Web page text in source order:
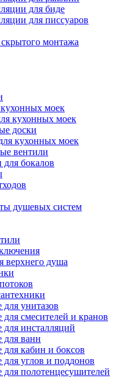
для биде
для писсуаров
монтажа
моек
кухонных моек
доски
кухонных моек
вентили
для бокалов
душевых систем
верхнего душа
унитазов
смесителей и кранов
инсталляций
ванн
кабин и боксов
углов и поддонов
полотенцесушителей